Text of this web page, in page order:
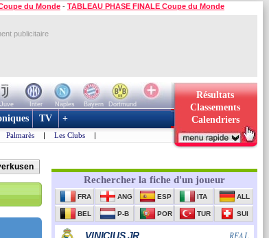
du Monde - TABLEAU PHASE FINALE Coupe du Monde
publicitaire
Juve Inter Naples Bayern
Dortmund
Résultats
Classements
Calendriers
TV +
Palmarès | Les Clubs |